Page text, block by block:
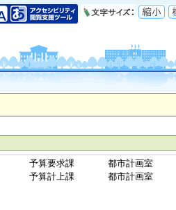
予算要求課
都市計画室
予算計上課
都市計画室